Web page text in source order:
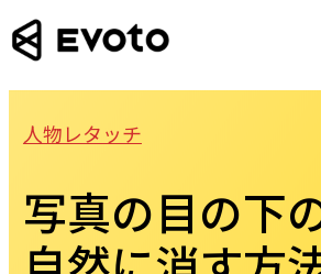
Skip
to
content
人物レタッチ
写真の目の下